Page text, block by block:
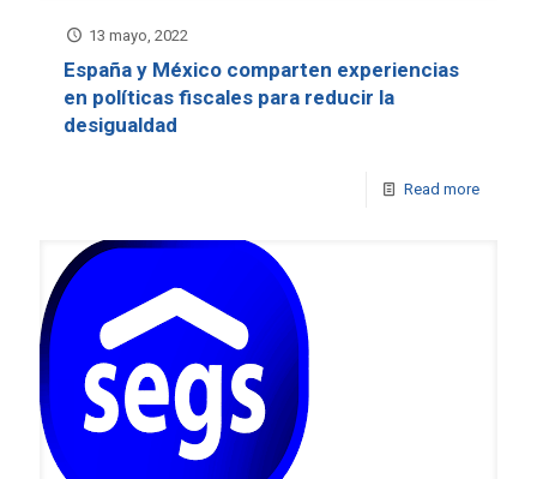
13 mayo, 2022
España y México comparten experiencias
en políticas fiscales para reducir la
desigualdad
Read more